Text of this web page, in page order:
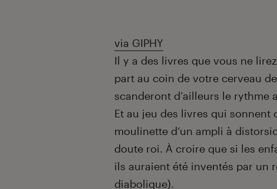
via GIPHY
Il y a des livres que vous ne
part au coin de votre cerveau
scanderont d’ailleurs le rythme
Et au jeu des livres qui sonnent
moulinette d’un ampli à
doute roi. À croire que si les
ils auraient été inventés par un
diabolique).